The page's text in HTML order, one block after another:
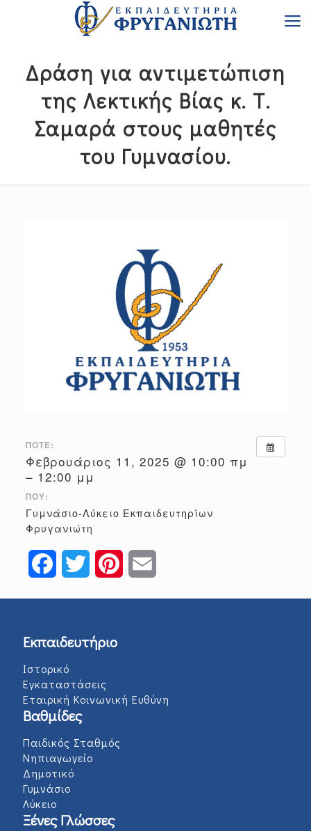
Δράση για αντιμετώπιση
της Λεκτικής Βίας κ. Τ.
Σαμαρά στους μαθητές
του Γυμνασίου.
ΠΌΤΕ:
Φεβρουάριος 11, 2025 @ 10:00 πμ
– 12:00 μμ
ΠΟΎ:
Γυμνάσιο-Λύκειο Εκπαιδευτηρίων
Φρυγανιώτη
FacebookTwitter Pinterest
Εκπαιδευτήριο
Ιστορικό
Εγκαταστάσεις
Εταιρική Κοινωνική Ευθύνη
Βαθμίδες
Παιδικός Σταθμός
Νηπιαγωγείο
Δημοτικό
Γυμνάσιο
Λύκειο
Ξένες Γλώσσες